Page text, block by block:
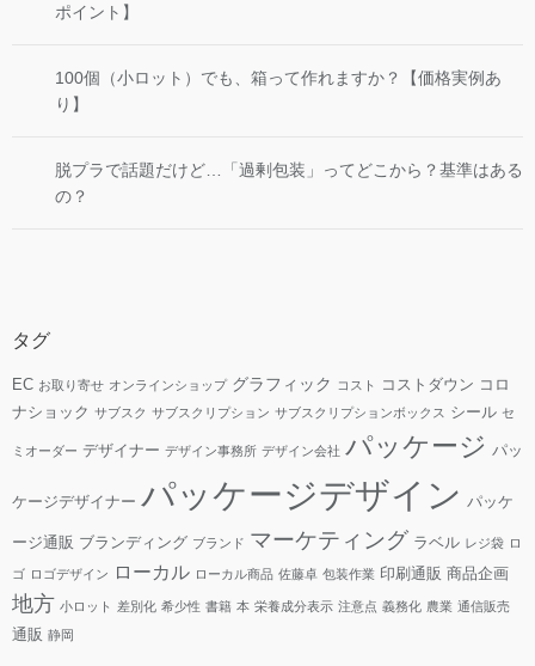
ポイント】
100個（小ロット）でも、箱って作れますか？【価格実例あ
り】
脱プラで話題だけど…「過剰包装」ってどこから？基準はある
の？
タグ
EC お取り寄せ オンラインショップ グラフィック コスト コストダウン コロ
ナショック サブスク サブスクリプション サブスクリプションボックス シール セ
ミオーダー デザイナー デザイン事務所 デザイン会社 パッケージ パッ
ケージデザイナー パッケージデザイン パッケ
ージ通販 ブランディング ブランド マーケティング ラベル レジ袋 ロ
ゴ ロゴデザイン ローカル ローカル商品 佐藤卓 包装作業 印刷通販 商品企画
地方 小ロット 差別化 希少性 書籍 本 栄養成分表示 注意点 義務化 農業 通信販売
通販 静岡